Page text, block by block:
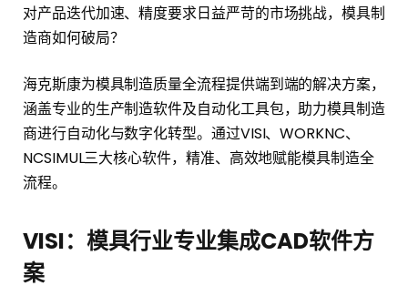
对产品迭代加速、精度要求日益严苛的市场挑战，模具制
造商如何破局？
海克斯康为模具制造质量全流程提供端到端的解决方案，
涵盖专业的生产制造软件及自动化工具包，助力模具制造
商进行自动化与数字化转型。通过VISI、WORKNC、
NCSIMUL三大核心软件，精准、高效地赋能模具制造全
流程。
VISI：模具行业专业集成CAD软件方
案